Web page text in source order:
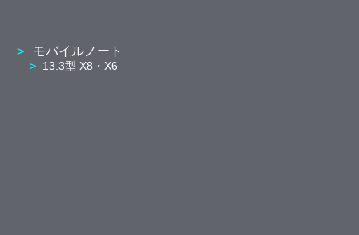
モバイルノート
13.3型 X8・X6